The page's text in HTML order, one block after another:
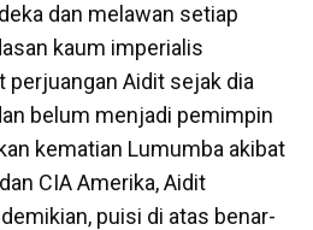
dan melawan setiap
kaum imperialis
perjuangan Aidit sejak dia
belum menjadi pemimpin
kematian Lumumba akibat
CIA Amerika, Aidit
puisi di atas benar-